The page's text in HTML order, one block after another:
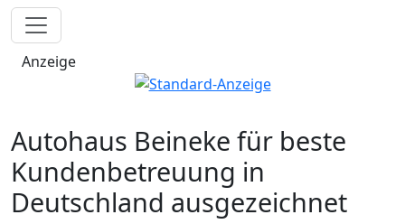
Anzeige
Autohaus Beineke für beste
Kundenbetreuung in
Deutschland ausgezeichnet